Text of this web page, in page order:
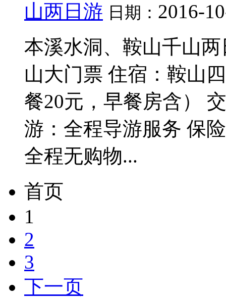
山两日游 日期： 2016-
本溪水洞、鞍山千山
山大门票 住宿：鞍山
餐20元，早餐房含）
游：全程导游服务 保
全程无购物...
首页
1
2
3
下一页